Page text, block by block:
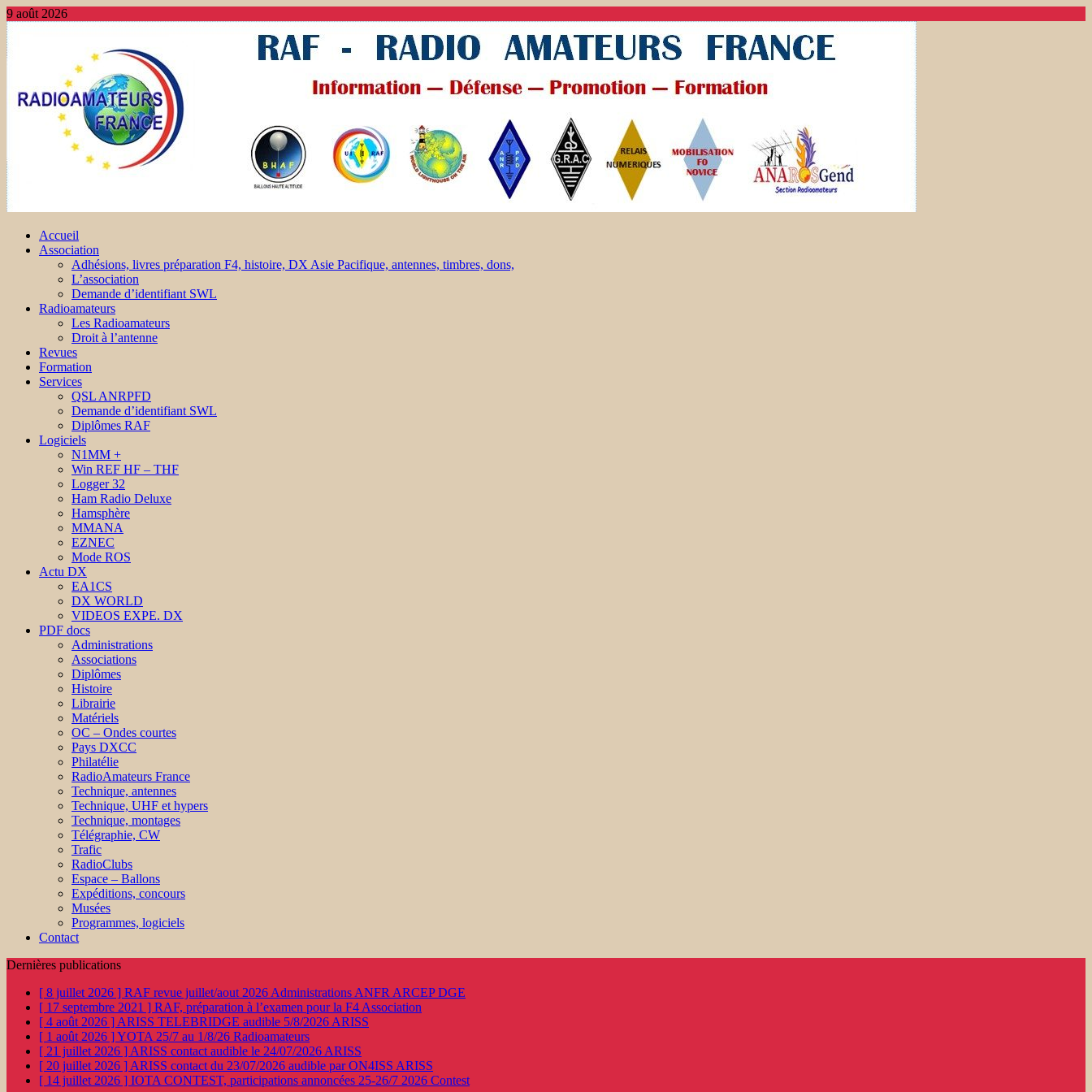
9 août 2026
Accueil
Association
Adhésions, livres préparation F4, histoire, DX Asie Pacifique, antennes, timbres, dons,
L’association
Demande d’identifiant SWL
Radioamateurs
Les Radioamateurs
Droit à l’antenne
Revues
Formation
Services
QSL ANRPFD
Demande d’identifiant SWL
Diplômes RAF
Logiciels
N1MM +
Win REF HF – THF
Logger 32
Ham Radio Deluxe
Hamsphère
MMANA
EZNEC
Mode ROS
Actu DX
EA1CS
DX WORLD
VIDEOS EXPE. DX
PDF docs
Administrations
Associations
Diplômes
Histoire
Librairie
Matériels
OC – Ondes courtes
Pays DXCC
Philatélie
RadioAmateurs France
Technique, antennes
Technique, UHF et hypers
Technique, montages
Télégraphie, CW
Trafic
RadioClubs
Espace – Ballons
Expéditions, concours
Musées
Programmes, logiciels
Contact
Dernières publications
[ 8 juillet 2026 ] RAF revue juillet/aout 2026 Administrations ANFR ARCEP DGE
[ 17 septembre 2021 ] RAF, préparation à l’examen pour la F4 Association
[ 4 août 2026 ] ARISS TELEBRIDGE audible 5/8/2026 ARISS
[ 1 août 2026 ]YOTA 25/7 au 1/8/26 Radioamateurs
[ 21 juillet 2026 ] ARISS contact audible le 24/07/2026 ARISS
[ 20 juillet 2026 ] ARISS contact du 23/07/2026 audible par ON4ISS ARISS
[ 14 juillet 2026 ] IOTA CONTEST, participations annoncées 25-26/7 2026 Contest